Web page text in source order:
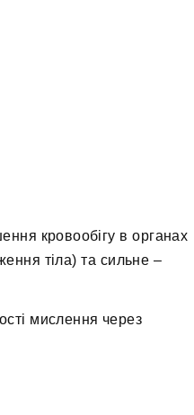
кровообігу в органах
тіла) та сильне –
мислення через